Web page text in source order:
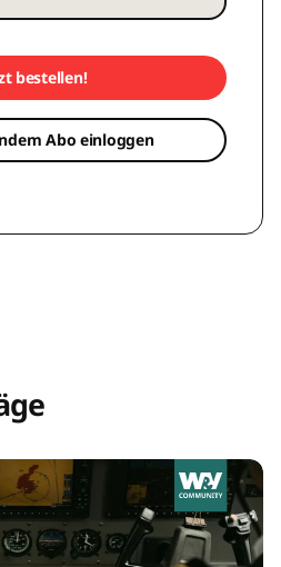
bestellen!
Abo einloggen